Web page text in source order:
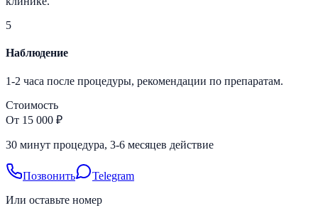
5
Наблюдение
1-2 часа после процедуры, рекомендации по препаратам.
Стоимость
От 15 000 ₽
30 минут процедура, 3-6 месяцев действие
Позвонить
Telegram
Или оставьте номер